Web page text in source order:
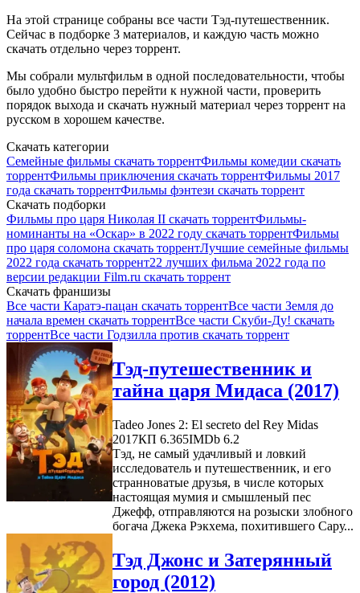
На этой странице собраны все части Тэд-путешественник.
Сейчас в подборке 3 материалов, и каждую часть можно
скачать отдельно через торрент.
Мы собрали мультфильм в одной последовательности, чтобы
было удобно быстро перейти к нужной части, проверить
порядок выхода и скачать нужный материал через торрент на
русском в хорошем качестве.
Скачать категории
Семейные фильмы скачать торрентФильмы комедии скачать
торрентФильмы приключения скачать торрентФильмы 2017
года скачать торрентФильмы фэнтези скачать торрент
Скачать подборки
Фильмы про царя Николая II скачать торрентФильмы-
номинанты на «Оскар» в 2022 году скачать торрентФильмы
про царя соломона скачать торрентЛучшие семейные фильмы
2022 года скачать торрент22 лучших фильма 2022 года по
версии редакции Film.ru скачать торрент
Скачать франшизы
Все части Каратэ-пацан скачать торрентВсе части Земля до
начала времен скачать торрентВсе части Скуби-Ду! скачать
торрентВсе части Годзилла против скачать торрент
Тэд-путешественник и
тайна царя Мидаса (2017)
Tadeo Jones 2: El secreto del Rey Midas
2017КП 6.365IMDb 6.2
Тэд, не самый удачливый и ловкий
исследователь и путешественник, и его
странноватые друзья, в числе которых
настоящая мумия и смышленый пес
Джефф, отправляются на розыски злобного
богача Джека Рэкхема, похитившего Сару...
Тэд Джонс и Затерянный
город (2012)